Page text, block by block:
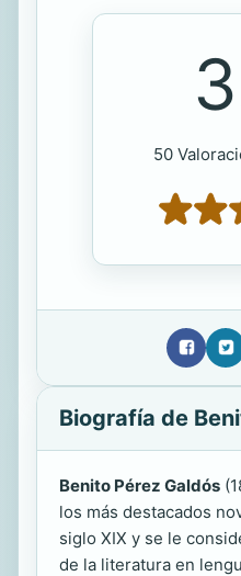
50
Biografía de
Benito Pérez Galdós
los más destacados
siglo XIX y se le
de la literatura en